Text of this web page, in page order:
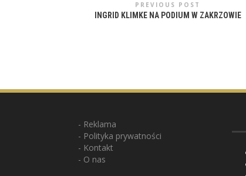
PREVIOUS POST
INGRID KLIMKE NA PODIUM W ZAKRZOWIE
Reklama
Polityka prywatności
Kontakt
O nas